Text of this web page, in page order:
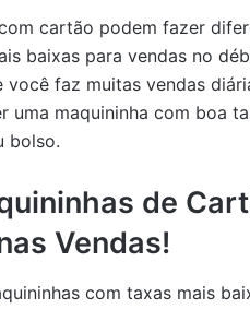
cartão podem fazer
baixas para vendas no
você faz muitas vendas
uma maquininha com boa
bolso.
de
Vendas!
com taxas mais